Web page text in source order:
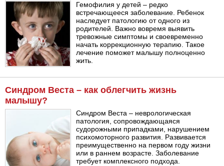
Гемофилия у детей – редко
встречающееся заболевание. Ребенок
наследует патологию от одного из
родителей. Важно вовремя выявить
тревожные симптомы и своевременно
начать коррекционную терапию. Такое
лечение поможет малышу полноценно
жить.
Синдром Веста – как облегчить жизнь
малышу?
Синдром Веста – неврологическая
патология, сопровождающаяся
судорожными припадками, нарушением
психомоторного развития. Развивается
преимущественно на первом году жизни
или в раннем возрасте. Заболевание
требует комплексного подхода.